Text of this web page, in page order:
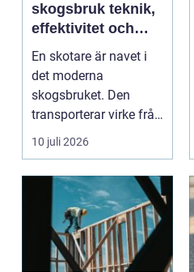
skogsbruk teknik,
effektivitet och
hållbarhet
En skotare är navet i
det moderna
skogsbruket. Den
transporterar virke från
avverkningsplatsen till
10 juli 2026